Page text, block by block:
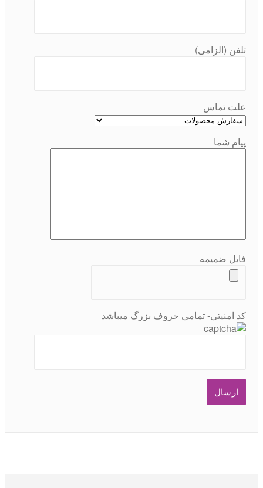
تلفن (الزامی)
علت تماس
پیام شما
فایل ضمیمه
کد امنیتی- تمامی حروف بزرگ میباشد